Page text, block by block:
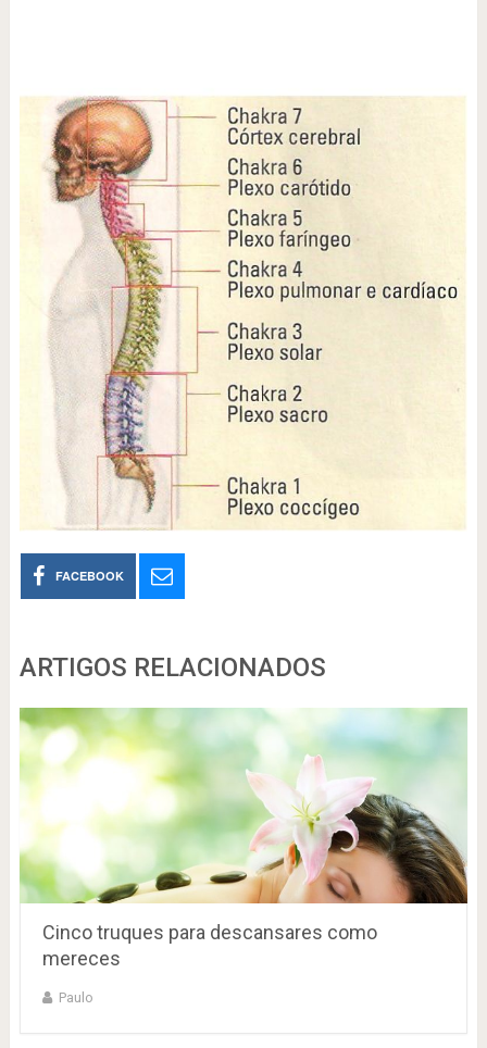
FACEBOOK
ARTIGOS RELACIONADOS
Cinco truques para descansares como
mereces
Paulo